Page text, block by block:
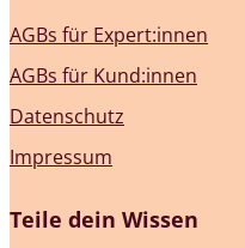
AGBs für Expert:innen
AGBs für Kund:innen
Datenschutz
Impressum
Teile dein Wissen